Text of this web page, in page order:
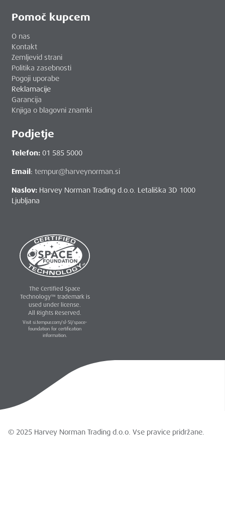
Pomoč kupcem
O nas
Kontakt
Zemljevid strani
Politika zasebnosti
Pogoji uporabe
Reklamacije
Garancija
Knjiga o blagovni znamki
Podjetje
Telefon: 01 585 5000
Email: tempur@harveynorman.si
Naslov: Harvey Norman Trading d.o.o. Letališka 3D 1000
Ljubljana
The Certified Space
Technology™ trademark is
used under license.
All Rights Reserved.
Visit si.tempur.com/sl-SI/space-
foundation for certification
information.
© 2025 Harvey Norman Trading d.o.o. Vse pravice pridržane.